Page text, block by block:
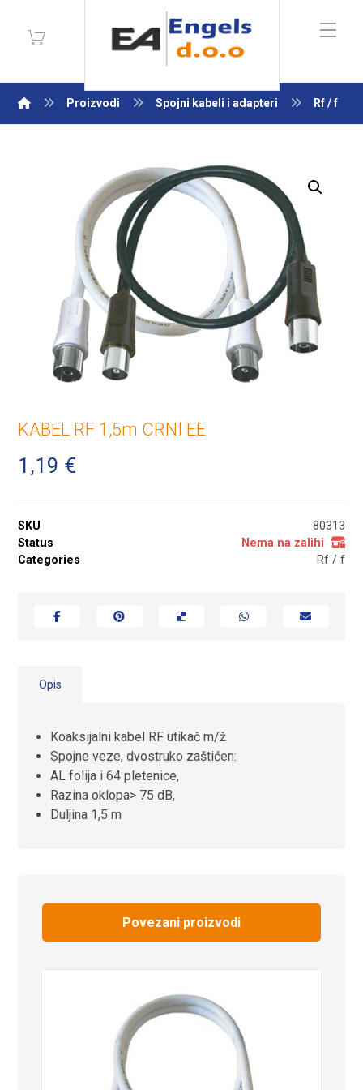
Proizvodi Spojni kabeli i adapteri Rf / f
Enlarge the image
KABEL RF 1,5m CRNI EE
1,19 €
SKU
80313
Status
Nema na zalihi
Categories
Rf / f
Opis
Koaksijalni kabel RF utikač m/ž
Spojne veze, dvostruko zaštićen:
AL folija i 64 pletenice,
Razina oklopa> 75 dB,
Duljina 1,5 m
Povezani proizvodi